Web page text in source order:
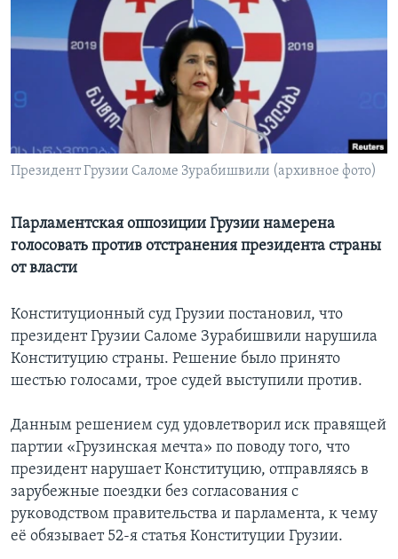
Learning English
СОЦИАЛЬНЫЕ СЕТИ
Президент Грузии Саломе Зурабишвили (архивное фото)
Парламентская оппозиции Грузии намерена
голосовать против отстранения президента страны
от власти
Конституционный суд Грузии постановил, что
президент Грузии Саломе Зурабишвили нарушила
Конституцию страны. Решение было принято
шестью голосами, трое судей выступили против.
Данным решением суд удовлетворил иск правящей
партии «Грузинская мечта» по поводу того, что
президент нарушает Конституцию, отправляясь в
зарубежные поездки без согласования с
руководством правительства и парламента, к чему
её обязывает 52-я статья Конституции Грузии.